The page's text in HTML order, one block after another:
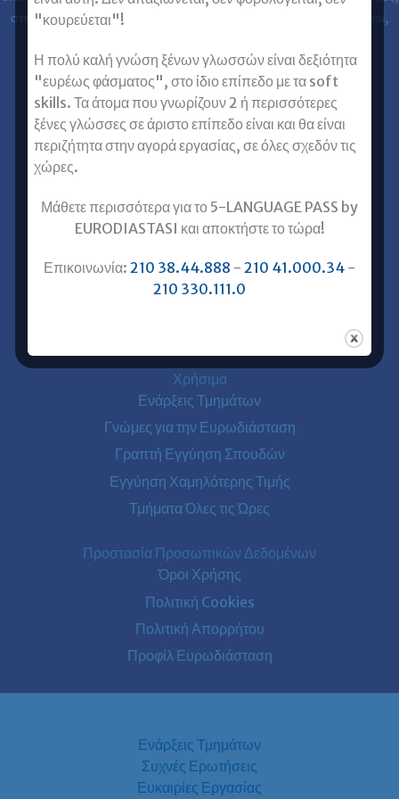
στελέχη επιχειρήσεων, επαγγελματίες, ιατροί, νοσηλευτές, μηχανικοί,
Επικοινωνία με Ευρωδιάσταση
Ευρωδιάσταση Online Μαθήματα
Ευρωδιάσταση Αθήνα
Ευρωδιάσταση Πειραιάς
Ξένες Γλώσσες για Ενήλικες
Αγγλικά για Ενήλικες
Γερμανικά για Ενήλικες
Χρήσιμα
Ενάρξεις Τμημάτων
Γνώμες για την Ευρωδιάσταση
Γραπτή Εγγύηση Σπουδών
Εγγύηση Χαμηλότερης Τιμής
Τμήματα Όλες τις Ώρες
Προστασία Προσωπικών Δεδομένων
Όροι Χρήσης
Πολιτική Cookies
Πολιτική Απορρήτου
Προφίλ Ευρωδιάσταση
Ενάρξεις Τμημάτων
Συχνές Ερωτήσεις
Ευκαιρίες Εργασίας
"κουρεύεται"!
Η πολύ καλή γνώση ξένων γλωσσών είναι δεξιότητα
"ευρέως φάσματος", στο ίδιο επίπεδο με τα soft
skills. Τα άτομα που γνωρίζουν 2 ή περισσότερες
ξένες γλώσσες σε άριστο επίπεδο είναι και θα είναι
περιζήτητα στην αγορά εργασίας, σε όλες σχεδόν τις
χώρες.
Μάθετε περισσότερα για το 5-LANGUAGE PASS by
EURODIASTASI και αποκτήστε το τώρα!
Επικοινωνία: 210 38.44.888 - 210 41.000.34 -
210 330.111.0